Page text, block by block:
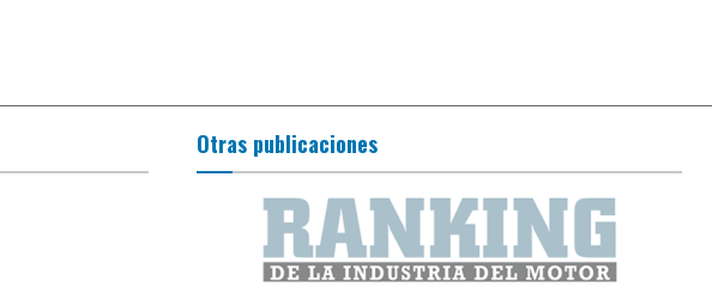
Otras publicaciones